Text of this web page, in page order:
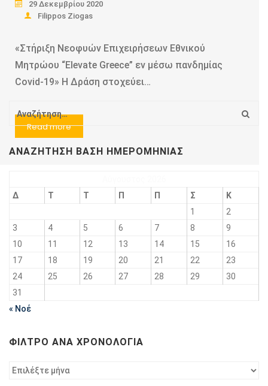
29 Δεκεμβρίου 2020
Filippos Ziogas
«Στήριξη Νεοφυών Επιχειρήσεων Εθνικού
Μητρώου “Elevate Greece” εν μέσω πανδημίας
Covid-19» Η Δράση στοχεύει…
Read more
ΑΝΑΖΉΤΗΣΗ ΒΆΣΗ ΗΜΕΡΟΜΗΝΊΑΣ
Δ
Τ Τ Π Π Σ
Κ
1
2
3
4 5 6 7 8
9
10
11 12 13 14 15
16
17
18 19 20 21 22
23
24
25 26 27 28 29
30
31
« Νοέ
ΦΊΛΤΡΟ ΑΝΆ ΧΡΟΝΟΛΟΓΊΑ
Φίλτρο